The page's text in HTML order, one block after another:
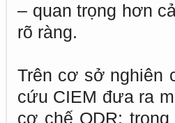
– quan trọng hơn
rõ ràng.
Trên cơ sở nghiên
cứu CIEM đưa ra
cơ chế ODR;